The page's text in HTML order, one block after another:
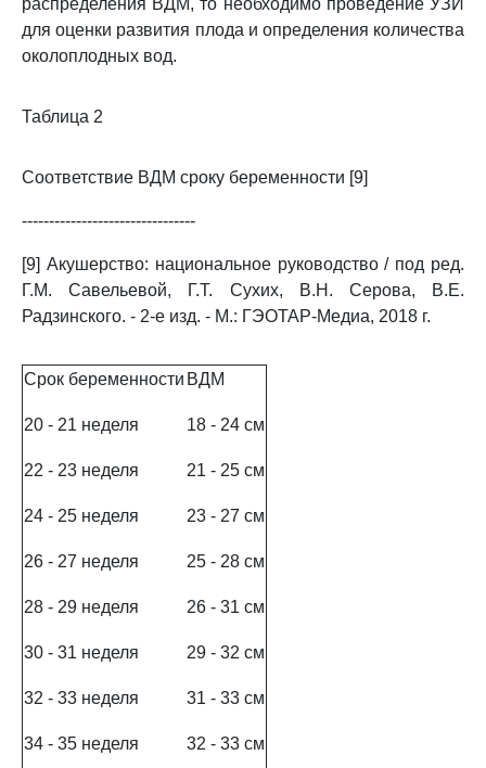
распределения ВДМ, то необходимо проведение УЗИ
для оценки развития плода и определения количества
околоплодных вод.
Таблица 2
Соответствие ВДМ сроку беременности [9]
--------------------------------
[9] Акушерство: национальное руководство / под ред.
Г.М. Савельевой, Г.Т. Сухих, В.Н. Серова, В.Е.
Радзинского. - 2-е изд. - М.: ГЭОТАР-Медиа, 2018 г.
Срок беременности ВДМ
20 - 21 неделя 18 - 24 см
22 - 23 неделя 21 - 25 см
24 - 25 неделя 23 - 27 см
26 - 27 неделя 25 - 28 см
28 - 29 неделя 26 - 31 см
30 - 31 неделя 29 - 32 см
32 - 33 неделя 31 - 33 см
34 - 35 неделя 32 - 33 см